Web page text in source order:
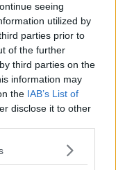
seeing
utilized by
parties prior to
of the further
third parties on the
information may
the IAB’s List of
disclose it to other
or more Google